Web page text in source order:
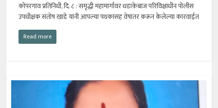
कोपरगाव प्रतिनिधी, दि. ८ : समृद्धी महामार्गावर धडाकेबाज परिविक्षाधीन पोलीस
उपधीक्षक संतोष खाडे यांनी आपल्या पथकासह वेषांतर करून केलेल्या कारवाईत
Read more